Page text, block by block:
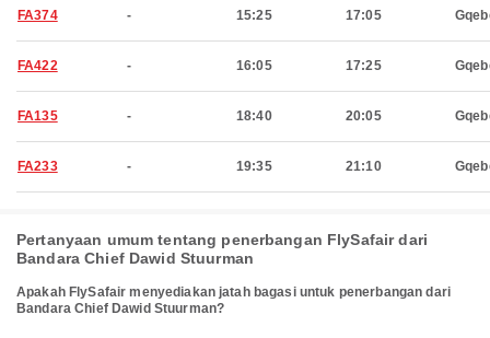
FA374 - 15:25 17:05
FA422 - 16:05 17:25
FA135 - 18:40 20:05
FA233 - 19:35 21:10
Pertanyaan umum tentang penerbangan FlySafair dari
Bandara Chief Dawid Stuurman
Apakah FlySafair menyediakan jatah bagasi untuk penerbangan dari
Bandara Chief Dawid Stuurman?